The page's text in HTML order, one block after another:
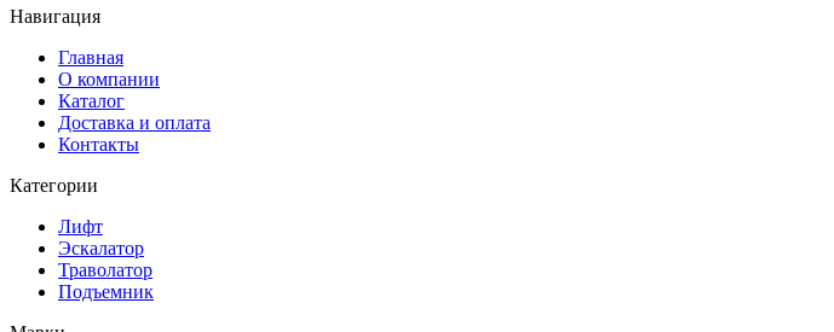
Навигация
Главная
О компании
Каталог
Доставка и оплата
Контакты
Категории
Лифт
Эскалатор
Траволатор
Подъемник